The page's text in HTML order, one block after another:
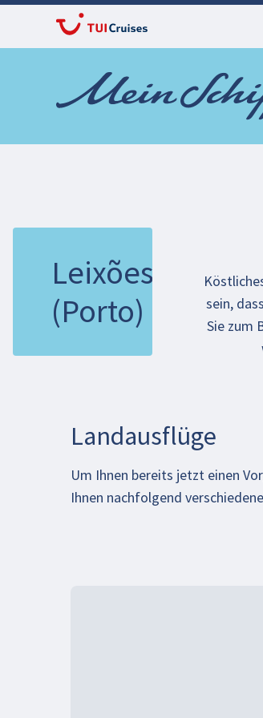
Leixões
(Porto)
sein,
Sie zum
Landausflüge
Um Ihnen bereits jetzt einen
Ihnen nachfolgend